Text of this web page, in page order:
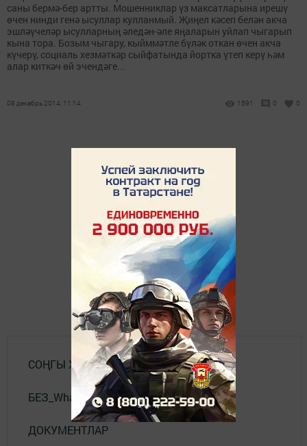
саны бермә-бер артты. Мошенниклар үз максатларына ирешү
өчен нинди генә ысуллар кулланмый. Җиңел кәсеп белән акча
эшләүчеләр ысулларның әледән-әле яңаларын уйлап чыгарып
кына тора. Бозым чыгару, кыйммәтле бүләк откан өчен акча
күчерү, социаль хезмәткәр сыйфатында йортка үтеп керү һәм
алар киткәч өй эчендәге...
08 декабрь 2014, 11:14 1591 0 0
СОҢГЫ ХӘБӘРЛӘР
БЕЗ_WhatsApp_та
ДОКУМЕНТЛАР